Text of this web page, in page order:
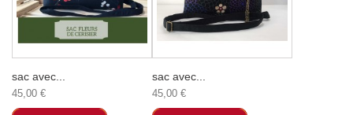
sac avec...
45,00 €
sac avec...
45,00 €